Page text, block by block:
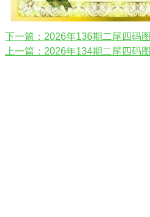
下一篇：2026年136期二尾四码图
上一篇：2026年134期二尾四码图